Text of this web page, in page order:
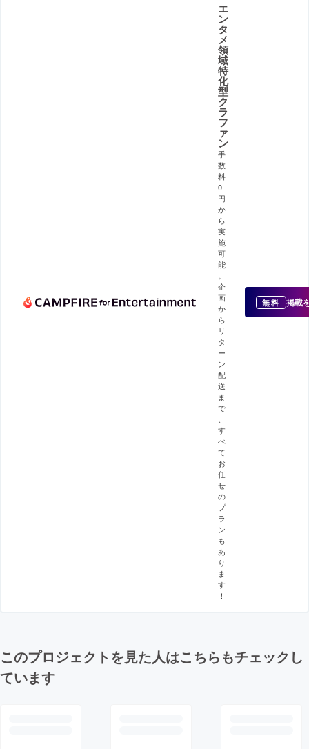
エ
ン
タ
メ
領
域
特
化
型
ク
ラ
フ
ァ
ン
手
数
料
0
円
か
ら
実
施
可
能
企
画
か
ら
リ
タ
ー
ン
配
送
ま
で
す
べ
て
お
任
せ
の
プ
ラ
ン
も
あ
り
ま
す
！
無料 掲載
このプロジェクトを見た人はこちらもチェックし
ています